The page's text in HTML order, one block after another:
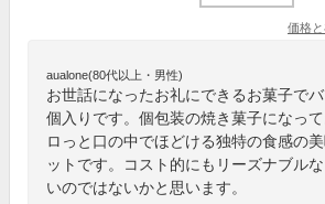
価格
aualone(80代以上・男性)
お世話になったお礼にできるお菓子で
個入りです。個包装の焼き菓子になっ
ロっと口の中でほどける独特の食感の
ットです。コスト的にもリーズナブル
いのではないかと思います。